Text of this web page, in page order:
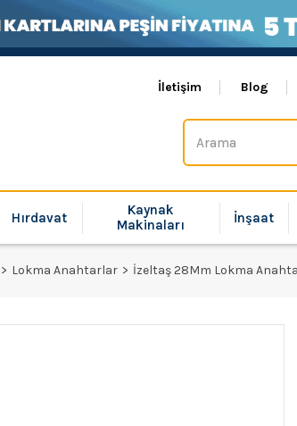
İletişim Blog
Hırdavat
Kaynak
Makinaları
İnşaat
Lokma Anahtarlar İzeltaş 28Mm Lokma